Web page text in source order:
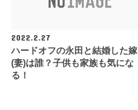
2022.2.27
ハードオフの永田と結婚した嫁
(妻)は誰？子供も家族も気にな
る！